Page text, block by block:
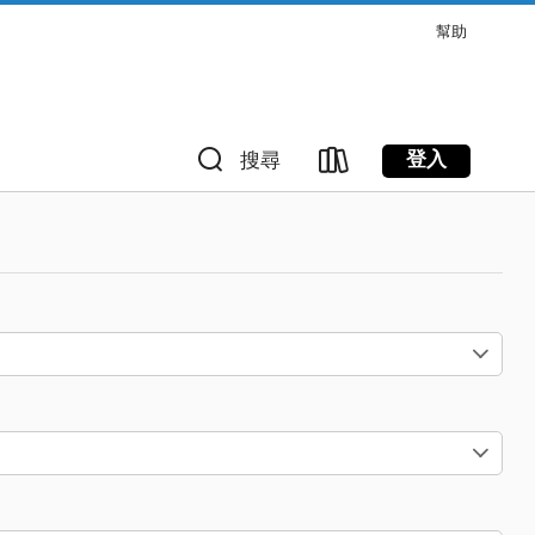
幫助
搜尋 登入